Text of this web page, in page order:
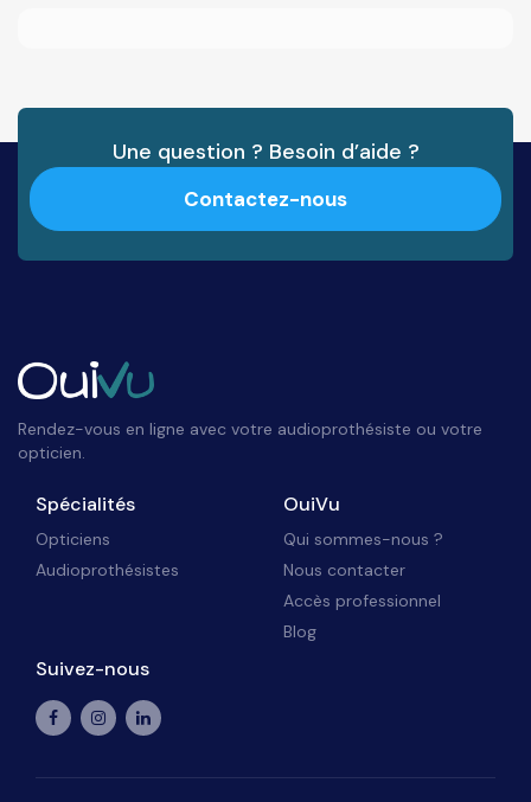
Une question ? Besoin d’aide ?
Contactez-nous
Rendez-vous en ligne avec votre audioprothésiste ou votre
opticien.
Spécialités
Opticiens
Audioprothésistes
OuiVu
Qui sommes-nous ?
Nous contacter
Accès professionnel
Blog
Suivez-nous